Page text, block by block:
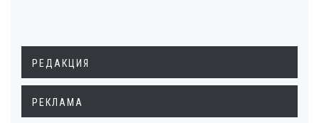
РЕДАКЦИЯ
РЕКЛАМА